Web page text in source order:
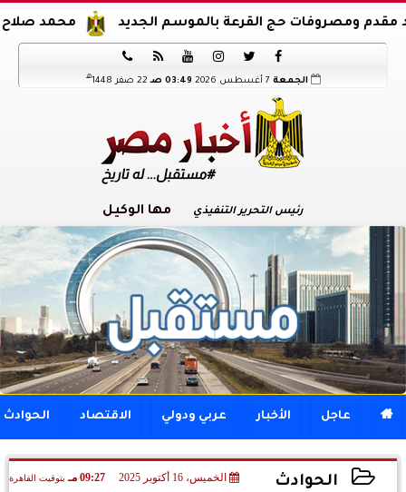
محمد صلاح يوقع حج القرعة بالموسم الجديد






الجمعة 03:49 صـ 22 صفر 1448 هـ
رئيس التحرير التنفيذي مها الوكيل
 عاجل الأخبار عربي ودولي الاقتصاد الحوادث
الحوادث الخميس، 16 أكتوبر 2025 09:27 مـ بتوقيت القاهرة